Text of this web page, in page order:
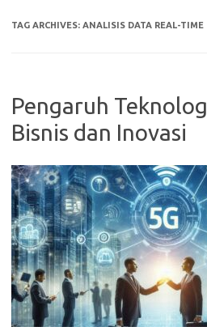
TAG ARCHIVES: ANALISIS DATA REAL-TIME
Pengaruh
Bisnis dan Inovasi